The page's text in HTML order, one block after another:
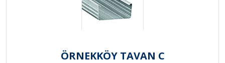
ÖRNEKKÖY TAVAN C